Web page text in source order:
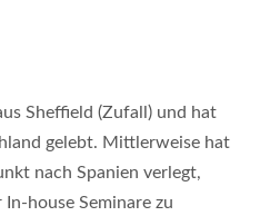
Sheffield (Zufall) und hat
gelebt. Mittlerweise hat
nach Spanien verlegt,
house Seminare zu